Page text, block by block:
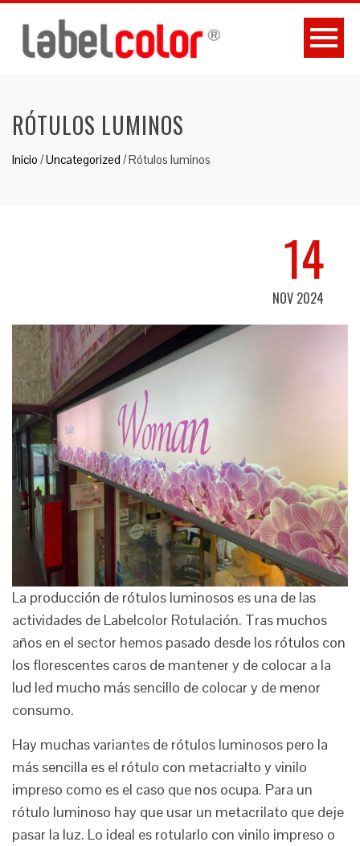
RÓTULOS LUMINOS
Inicio /Uncategorized /Rótulos luminos
14
NOV 2024
La producción de rótulos luminosos es una de las
actividades de Labelcolor Rotulación. Tras muchos
años en el sector hemos pasado desde los rótulos con
los florescentes caros de mantener y de colocar a la
lud led mucho más sencillo de colocar y de menor
consumo.
Hay muchas variantes de rótulos luminosos pero la
más sencilla es el rótulo con metacrialto y vinilo
impreso como es el caso que nos ocupa. Para un
rótulo luminoso hay que usar un metacrilato que deje
pasar la luz. Lo ideal es rotularlo con vinilo impreso o